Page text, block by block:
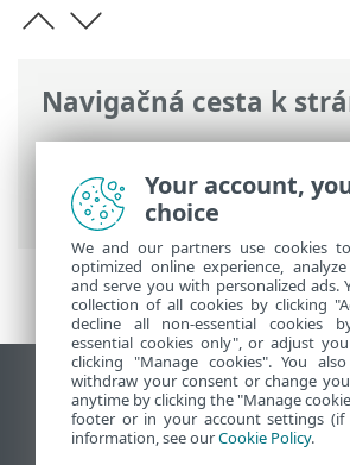
Navigačná cesta k
ESET Online pomocník>
On-Prem
>Nasadenie ESET
VMware Workstation/Player
Zobraziť stránku ako na
End of Life
Databáza znalostí ESET
Your account,
choice
We and our partners use cookies
optimized online experience,
and serve you with personalized ads.
collection of all cookies by clicking
decline all non-essential cookies
essential cookies only", or adjust
clicking "Manage cookies". You
withdraw your consent or change
anytime by clicking the "Manage
footer or in your account settings (if
information, see ourCookie Policy.